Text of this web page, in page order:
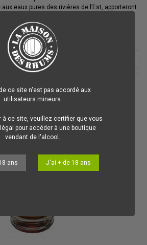
ce site n'est pas accordé aux
utilisateurs mineurs.
à ce site, veuillez certifier que vous
pour accéder à une boutique
vendant de l'alcool.
ans J'ai + de 18 ans
eaux pures des rivières de l’Est, apporteront
richesse d’expression du